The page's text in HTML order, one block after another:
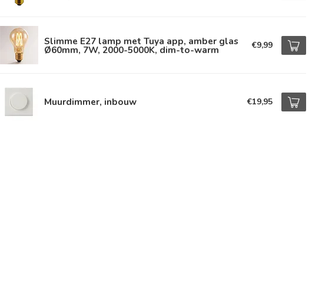
Slimme E27 lamp met Tuya app, amber glas
Ø60mm, 7W, 2000-5000K, dim-to-warm €9,99
Muurdimmer, inbouw €19,95